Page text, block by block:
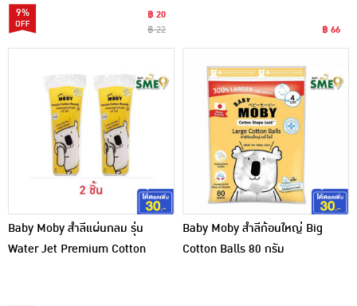
9%
฿ 20
฿ 22
฿ 66
Baby Moby สำลีแผ่นกลม รุ่น
Water Jet Premium Cotton
Baby Moby สำลีก้อนใหญ่ Big
Cotton Balls 80 กรัม